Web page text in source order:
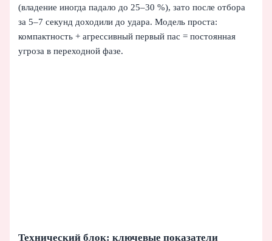
(владение иногда падало до 25–30 %), зато после отбора
за 5–7 секунд доходили до удара. Модель проста:
компактность + агрессивный первый пас = постоянная
угроза в переходной фазе.
Технический блок: ключевые показатели